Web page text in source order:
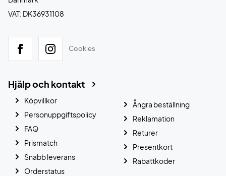
VAT: DK36931108
Cookies
Hjälp och kontakt
Köpvillkor
Personuppgiftspolicy
FAQ
Prismatch
Snabb leverans
Orderstatus
Ångra beställning
Reklamation
Returer
Presentkort
Rabattkoder